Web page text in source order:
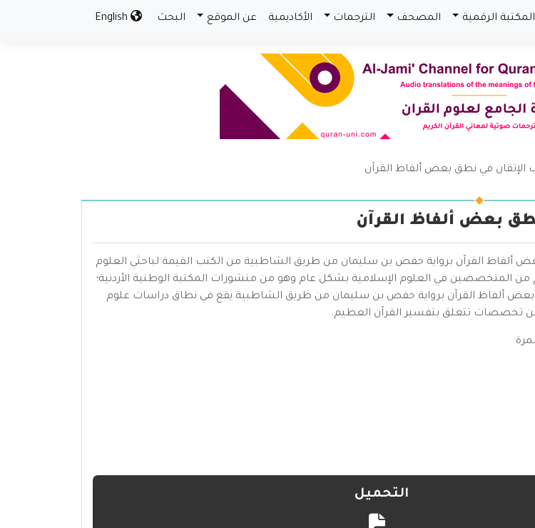
المكتبة الرقمية المصحف الترجمات الأكاديمية عن الموقع البحث
الإتقان في نطق بعض ألفاظ القرآن
بعض ألفاظ القرآن
ألفاظ القرآن برواية حفص بن سليمان من طريق الشاطبية من الكتب القيمة لباحثي العلوم
من المتخصصين في العلوم الإسلامية بشكل عام وهو من منشورات المكتبة الوطنية الأردنية؛
بعض ألفاظ القرآن برواية حفص بن سليمان من طريق الشاطبية يقع في نطاق دراسات علوم
من تخصصات تتعلق بتفسير القرآن العظيم.
التحميل